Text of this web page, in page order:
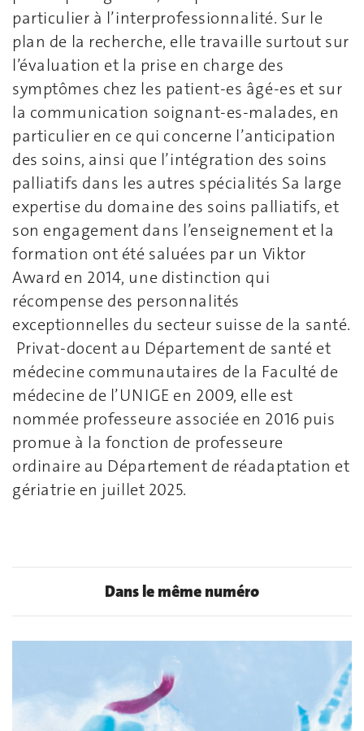
particulier à l’interprofessionnalité. Sur le
plan de la recherche, elle travaille surtout sur
l’évaluation et la prise en charge des
symptômes chez les patient-es âgé-es et sur
la communication soignant-es-malades, en
particulier en ce qui concerne l’anticipation
des soins, ainsi que l’intégration des soins
palliatifs dans les autres spécialités Sa large
expertise du domaine des soins palliatifs, et
son engagement dans l’enseignement et la
formation ont été saluées par un Viktor
Award en 2014, une distinction qui
récompense des personnalités
exceptionnelles du secteur suisse de la santé.
Privat-docent au Département de santé et
médecine communautaires de la Faculté de
médecine de l’UNIGE en 2009, elle est
nommée professeure associée en 2016 puis
promue à la fonction de professeure
ordinaire au Département de réadaptation et
gériatrie en juillet 2025.
Dans le même numéro